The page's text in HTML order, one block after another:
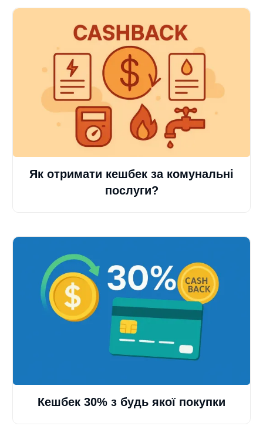
Як отримати кешбек за комунальні
послуги?
Кешбек 30% з будь якої покупки